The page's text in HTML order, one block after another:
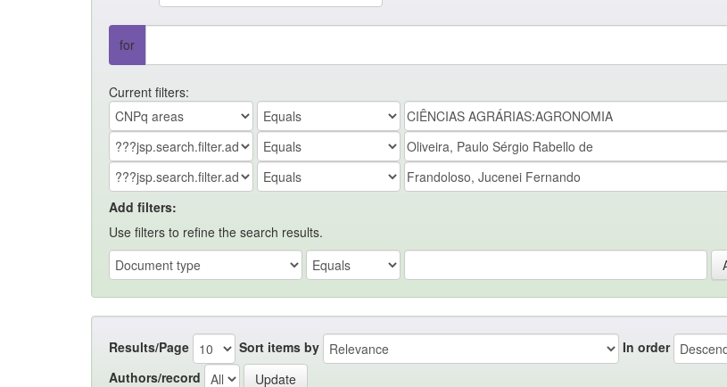
for
Current filters:
Add filters:
Use filters to refine the search results.
Results/Page Sort items by
In order
Authors/record